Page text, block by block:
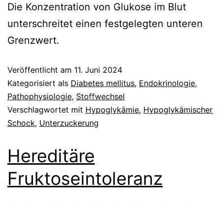
Die Konzentration von Glukose im Blut
unterschreitet einen festgelegten unteren
Grenzwert.
Veröffentlicht am 11. Juni 2024
Kategorisiert als Diabetes mellitus, Endokrinologie,
Pathophysiologie, Stoffwechsel
Verschlagwortet mit Hypoglykämie, Hypoglykämischer
Schock, Unterzuckerung
Hereditäre
Fruktoseintoleranz